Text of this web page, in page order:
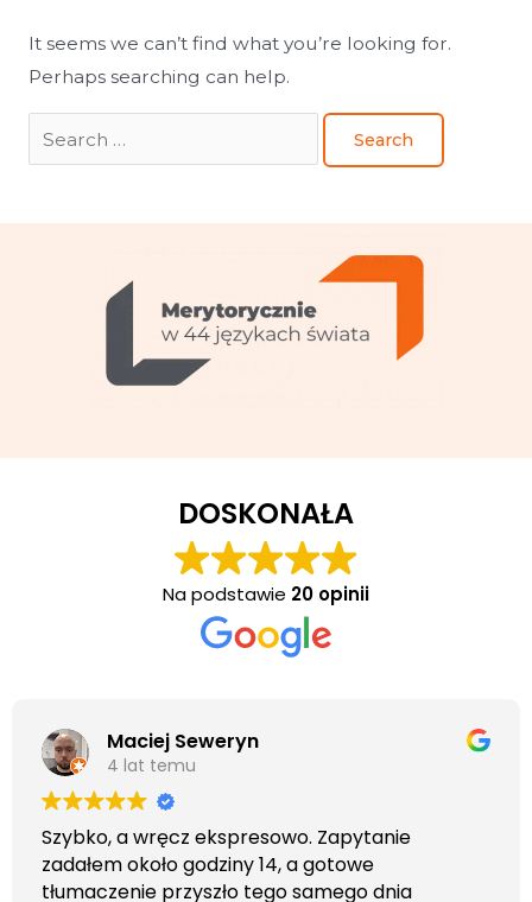
It seems we can’t find what you’re looking for.
Perhaps searching can help.
DOSKONAŁA
Na podstawie 20 opinii
Maciej Seweryn
4 lat temu
Szybko, a wręcz ekspresowo. Zapytanie
zadałem około godziny 14, a gotowe
tłumaczenie przyszło tego samego dnia